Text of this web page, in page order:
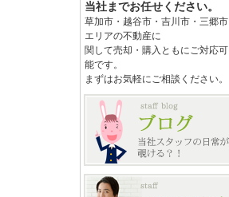
当社までお任せください。
草加市・越谷市・吉川市・三郷市
エリアの不動産に
関して売却・購入ともにご対応可
能です。
まずはお気軽にご相談ください。